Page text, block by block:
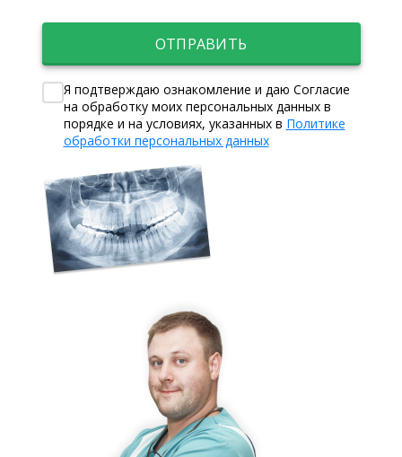
ОТПРАВИТЬ
Я подтверждаю ознакомление и даю Согласие
на обработку моих персональных данных в
порядке и на условиях, указанных в Политике
обработки персональных данных